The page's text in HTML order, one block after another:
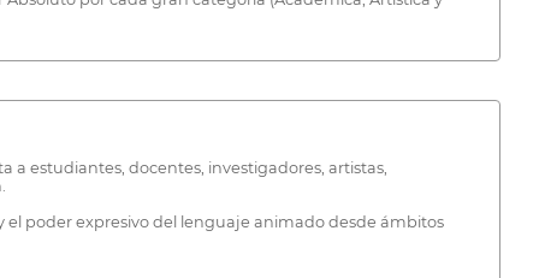
a estudiantes, docentes, investigadores, artistas,
poder expresivo del lenguaje animado desde ámbitos